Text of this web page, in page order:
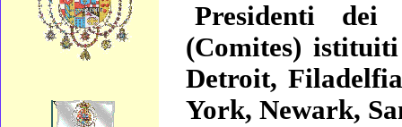
Presidenti dei
(Comites)
Detroit,
York, Newark,